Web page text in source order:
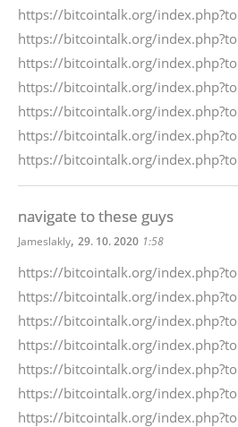
https://bitcointalk.org/
https://bitcointalk.org/
https://bitcointalk.org/
https://bitcointalk.org/
https://bitcointalk.org/
https://bitcointalk.org/
https://bitcointalk.org/
navigate to these guys
Jameslakly, 29. 10. 2020 1:58
https://bitcointalk.org/
https://bitcointalk.org/
https://bitcointalk.org/
https://bitcointalk.org/
https://bitcointalk.org/
https://bitcointalk.org/
https://bitcointalk.org/